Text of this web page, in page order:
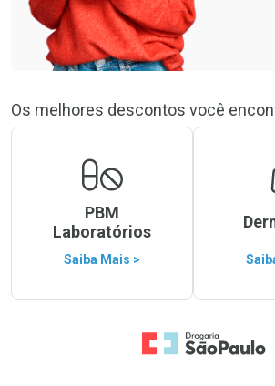
Os melhores descontos você
PBM
Laboratórios
Saiba Mais >
Ir para a Home